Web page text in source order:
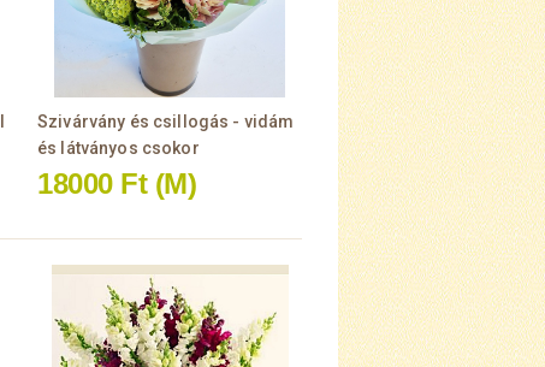
Szivárvány és csillogás - vidám
és látványos csokor
18000 Ft (M)